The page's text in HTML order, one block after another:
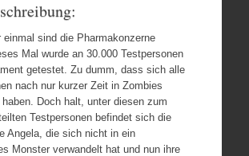
einmal sind die Pharmakonzerne
Mal wurde an 30.000 Testpersonen
getestet. Zu dumm, dass sich alle
nach nur kurzer Zeit in Zombies
Doch halt, unter diesen zum
Testpersonen befindet sich die
Angela, die sich nicht in ein
Monster verwandelt hat und nun ihre